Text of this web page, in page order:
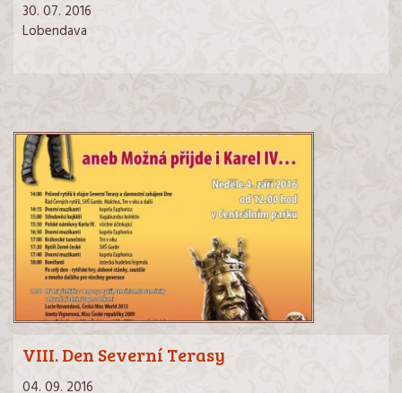
30. 07. 2016
Lobendava
VIII. Den Severní Terasy
04. 09. 2016